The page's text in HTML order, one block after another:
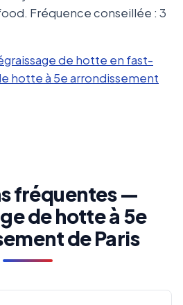
Fréquence conseillée : 3
de hotte en fast-
hotte à 5e arrondissement
fréquentes —
de hotte à 5e
de Paris